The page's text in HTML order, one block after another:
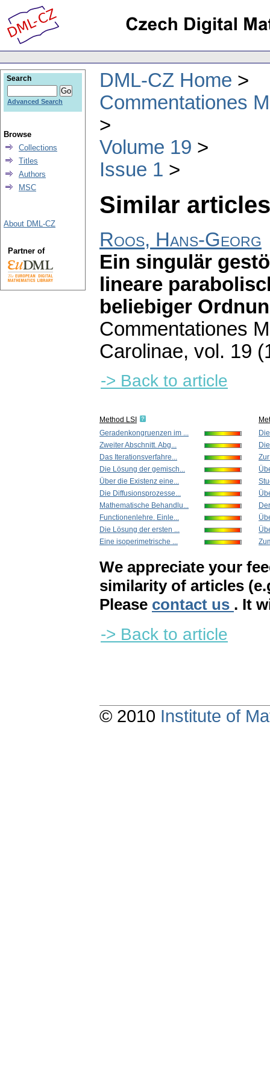
DML-CZ Home
Commentationes
Volume 19
Issue 1
Similar
Roos, Hans-Georg
Ein singulär
lineare
beliebiger
Commentationes
Carolinae, vol. 19
-> Back to article
Method LSI
Geradenkongruenzen im ...
Zweiter Abschnitt. Abg...
Das Iterationsverfahre...
Die Lösung der gemisch...
Über die Existenz eine...
Die Diffusionsprozesse...
Mathematische Behandlu...
Functionenlehre. Einle...
Die Lösung der ersten ...
Eine isoperimetrische ...
We appreciate your
similarity of articles
Please contact us . It
-> Back to article
Search
Advanced Search
Browse
Collections
Titles
Authors
MSC
About DML-CZ
Partner of
© 2010 Institute of